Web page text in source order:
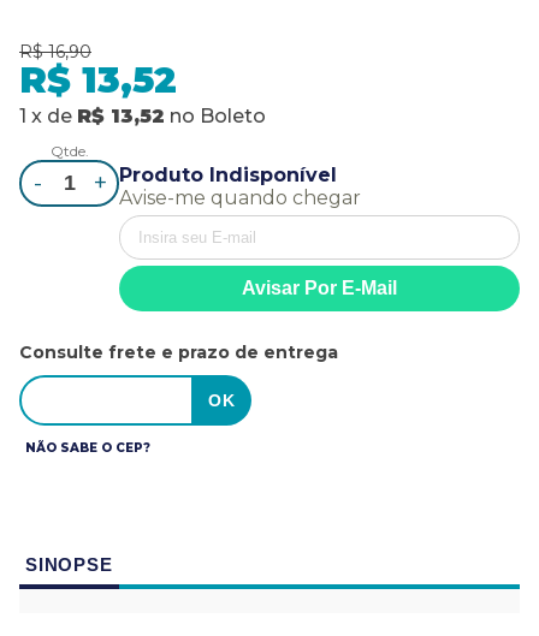
R$ 16,90
R$ 13,52
1 x de R$ 13,52 no Boleto
Qtde.
- +
Produto Indisponível
Avise-me quando chegar
Consulte frete e prazo de entrega
NÃO SABE O CEP?
SINOPSE